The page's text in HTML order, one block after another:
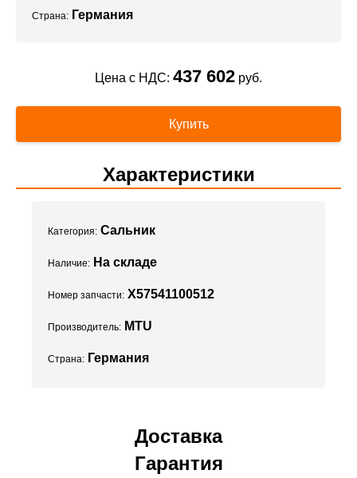
Страна: Германия
Цена с НДС: 437 602 руб.
Купить
Характеристики
Категория: Сальник
Наличие: На складе
Номер запчасти: X57541100512
Производитель: MTU
Страна: Германия
Доставка
Гарантия